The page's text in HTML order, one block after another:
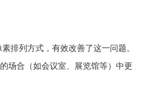
排列方式，有效改善了这一问题。
场合（如会议室、展览馆等）中更